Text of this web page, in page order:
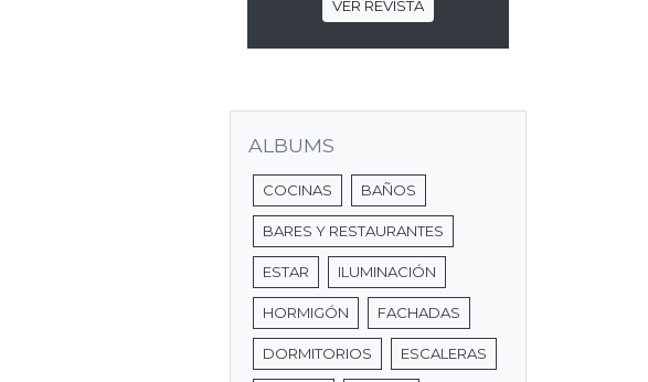
VER REVISTA
ALBUMS
COCINAS BAÑOS
BARES Y RESTAURANTES
ESTAR ILUMINACIÓN
HORMIGÓN FACHADAS
DORMITORIOS ESCALERAS